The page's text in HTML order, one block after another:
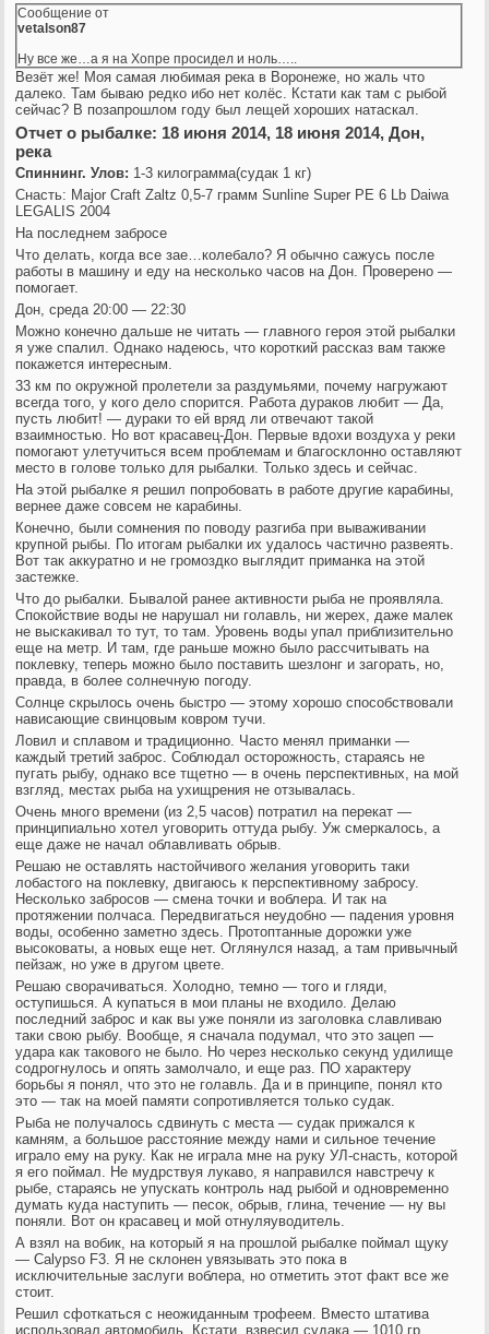
Сообщение от
vetalson87
Ну все же…а я на Хопре просидел и ноль…..
Везёт же! Моя самая любимая река в Воронеже, но жаль что
далеко. Там бываю редко ибо нет колёс. Кстати как там с рыбой
сейчас? В позапрошлом году был лещей хороших натаскал.
Отчет о рыбалке: 18 июня 2014, 18 июня 2014, Дон,
река
Спиннинг. Улов: 1-3 килограмма(судак 1 кг)
Снасть: Major Craft Zaltz 0,5-7 грамм Sunline Super PE 6 Lb Daiwa
LEGALIS 2004
На последнем забросе
Что делать, когда все зае…колебало? Я обычно сажусь после
работы в машину и еду на несколько часов на Дон. Проверено —
помогает.
Дон, среда 20:00 — 22:30
Можно конечно дальше не читать — главного героя этой рыбалки
я уже спалил. Однако надеюсь, что короткий рассказ вам также
покажется интересным.
33 км по окружной пролетели за раздумьями, почему нагружают
всегда того, у кого дело спорится. Работа дураков любит — Да,
пусть любит! — дураки то ей вряд ли отвечают такой
взаимностью. Но вот красавец-Дон. Первые вдохи воздуха у реки
помогают улетучиться всем проблемам и благосклонно оставляют
место в голове только для рыбалки. Только здесь и сейчас.
На этой рыбалке я решил попробовать в работе другие карабины,
вернее даже совсем не карабины.
Конечно, были сомнения по поводу разгиба при вываживании
крупной рыбы. По итогам рыбалки их удалось частично развеять.
Вот так аккуратно и не громоздко выглядит приманка на этой
застежке.
Что до рыбалки. Бывалой ранее активности рыба не проявляла.
Спокойствие воды не нарушал ни голавль, ни жерех, даже малек
не выскакивал то тут, то там. Уровень воды упал приблизительно
еще на метр. И там, где раньше можно было рассчитывать на
поклевку, теперь можно было поставить шезлонг и загорать, но,
правда, в более солнечную погоду.
Солнце скрылось очень быстро — этому хорошо способствовали
нависающие свинцовым ковром тучи.
Ловил и сплавом и традиционно. Часто менял приманки —
каждый третий заброс. Соблюдал осторожность, стараясь не
пугать рыбу, однако все тщетно — в очень перспективных, на мой
взгляд, местах рыба на ухищрения не отзывалась.
Очень много времени (из 2,5 часов) потратил на перекат —
принципиально хотел уговорить оттуда рыбу. Уж смеркалось, а
еще даже не начал облавливать обрыв.
Решаю не оставлять настойчивого желания уговорить таки
лобастого на поклевку, двигаюсь к перспективному забросу.
Несколько забросов — смена точки и воблера. И так на
протяжении полчаса. Передвигаться неудобно — падения уровня
воды, особенно заметно здесь. Протоптанные дорожки уже
высоковаты, а новых еще нет. Оглянулся назад, а там привычный
пейзаж, но уже в другом цвете.
Решаю сворачиваться. Холодно, темно — того и гляди,
оступишься. А купаться в мои планы не входило. Делаю
последний заброс и как вы уже поняли из заголовка славливаю
таки свою рыбу. Вообще, я сначала подумал, что это зацеп —
удара как такового не было. Но через несколько секунд удилище
содрогнулось и опять замолчало, и еще раз. ПО характеру
борьбы я понял, что это не голавль. Да и в принципе, понял кто
это — так на моей памяти сопротивляется только судак.
Рыба не получалось сдвинуть с места — судак прижался к
камням, а большое расстояние между нами и сильное течение
играло ему на руку. Как не играла мне на руку УЛ-снасть, которой
я его поймал. Не мудрствуя лукаво, я направился навстречу к
рыбе, стараясь не упускать контроль над рыбой и одновременно
думать куда наступить — песок, обрыв, глина, течение — ну вы
поняли. Вот он красавец и мой отнуляуводитель.
А взял на вобик, на который я на прошлой рыбалке поймал щуку
— Calypso F3. Я не склонен увязывать это пока в
исключительные заслуги воблера, но отметить этот факт все же
стоит.
Решил сфоткаться с неожиданным трофеем. Вместо штатива
использовал автомобиль. Кстати, взвесил судака — 1010 гр.